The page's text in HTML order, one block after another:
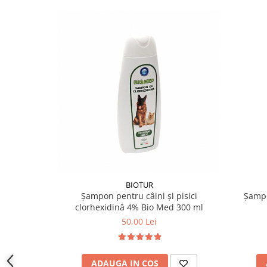
BIOTUR
Șampon pentru câini și pisici
clorhexidină 4% Bio Med 300 ml
50,00 Lei
ADAUGA IN COS